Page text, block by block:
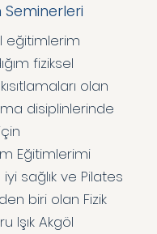
Seminerleri
eğitimlerim
fiziksel
olan
disiplinlerinde
Eğitimlerimi
sağlık ve Pilates
biri olan Fizik
Işık Akgöl